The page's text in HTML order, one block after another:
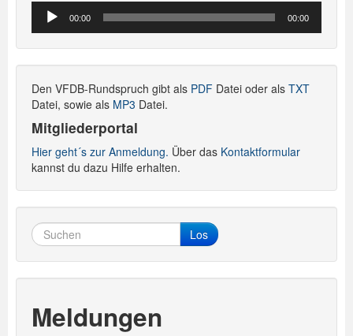
Audio-
Player
00:00 00:00
Den VFDB-Rundspruch gibt als PDF Datei oder als TXT
Datei, sowie als MP3 Datei.
Mitgliederportal
Hier geht´s zur Anmeldung. Über das Kontaktformular
kannst du dazu Hilfe erhalten.
Los
Meldungen